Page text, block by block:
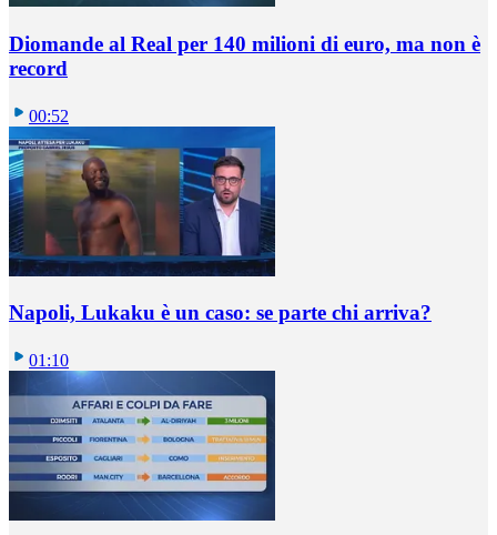
Diomande al Real per 140 milioni di euro, ma non è
record
00:52
Napoli, Lukaku è un caso: se parte chi arriva?
01:10